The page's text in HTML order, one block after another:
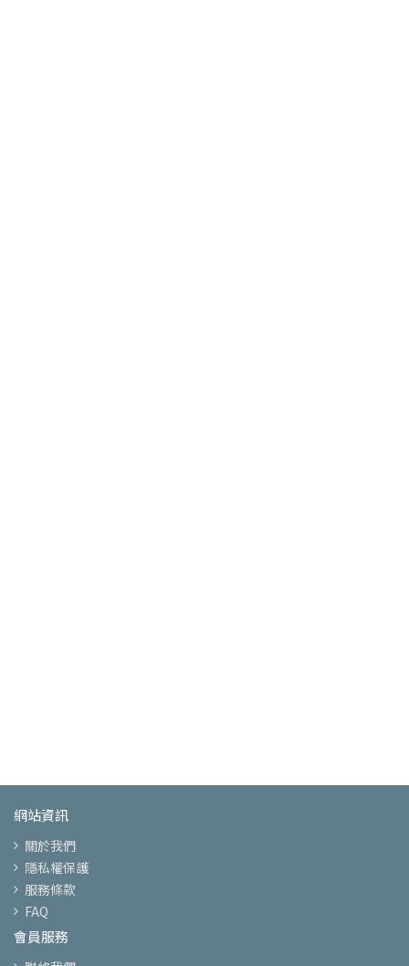
網站資訊
關於我們
隱私權保護
服務條款
FAQ
會員服務